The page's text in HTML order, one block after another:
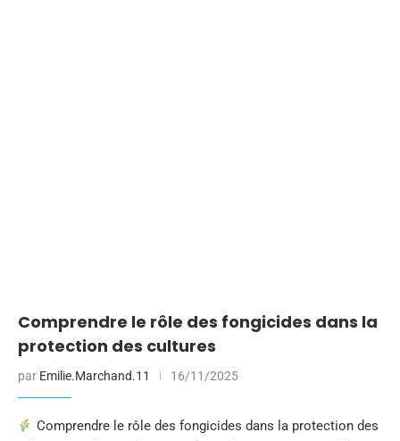
Comprendre le rôle des fongicides dans la
protection des cultures
par Emilie.Marchand.11 16/11/2025
Comprendre le rôle des fongicides dans la protection des